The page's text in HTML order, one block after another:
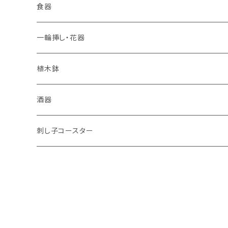
食器
一輪挿し・花器
植木鉢
酒器
刺し子コースター